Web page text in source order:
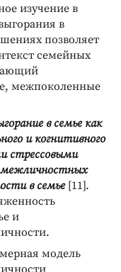
изучение в
в
позволяет
семейных
межпоколенные
в семье как
и когнитивного
стрессовыми
межличностных
в семье[11].
и
модель